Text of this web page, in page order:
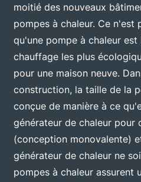
moitié des nouveaux
pompes à chaleur. Ce n'est
qu'une pompe à chaleur
chauffage les plus
pour une maison neuve.
construction, la taille de la
conçue de manière à ce
générateur de chaleur pour
(conception monovalente)
générateur de chaleur ne
pompes à chaleur assurent